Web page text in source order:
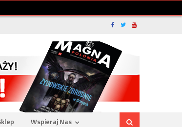
Wspieraj Nas